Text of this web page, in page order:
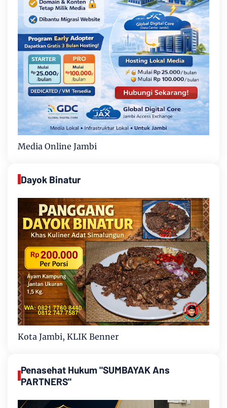
Media Online Jambi
Dayok Binatur
Kota Jambi, KLIK Benner
Penasehat Hukum "SUMBAYAK Ans
PARTNERS"